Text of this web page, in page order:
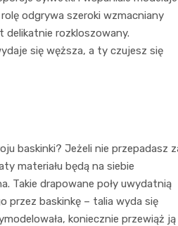
odgrywa szeroki wzmacniany
rozkloszowany.
się węższa, a ty czujesz się
baskinki? Jeżeli nie przepadasz
materiału będą na siebie
Takie drapowane poły uwydatnią
przez baskinkę – talia wyda się
koniecznie przewiąż ją